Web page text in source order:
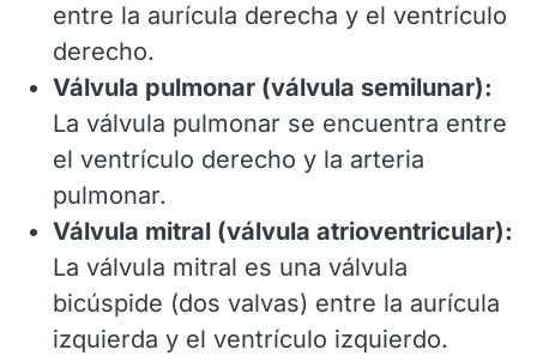
entre la aurícula derecha y el ventrículo
derecho.
Válvula pulmonar (válvula semilunar):
La válvula pulmonar se encuentra entre
el ventrículo derecho y la arteria
pulmonar.
Válvula mitral (válvula atrioventricular):
La válvula mitral es una válvula
bicúspide (dos valvas) entre la aurícula
izquierda y el ventrículo izquierdo.